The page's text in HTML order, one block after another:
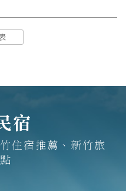
宿
住宿推薦、新竹旅